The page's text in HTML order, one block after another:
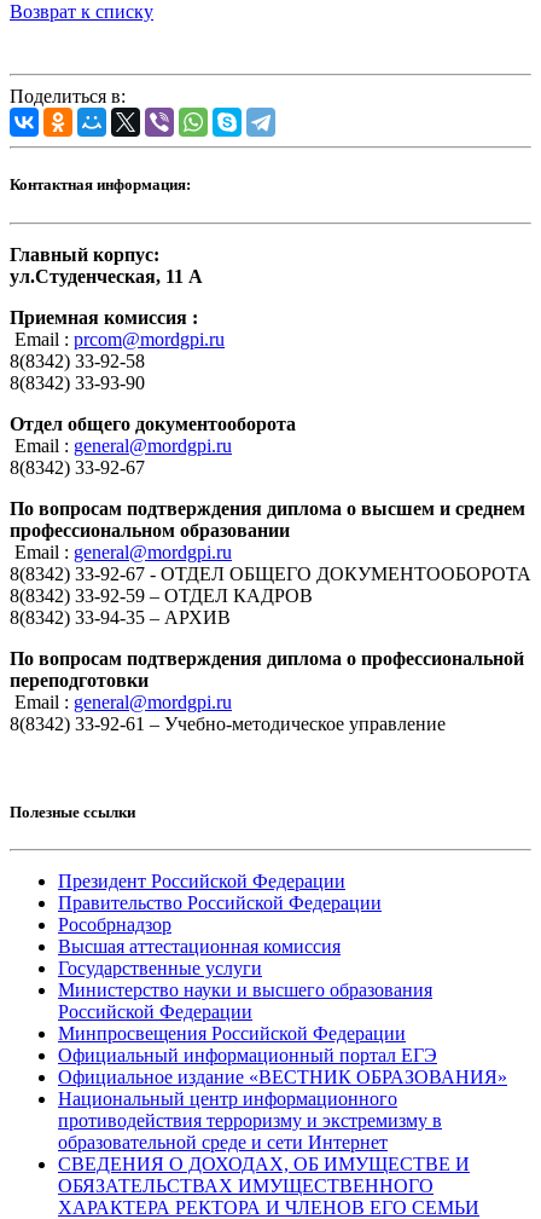
Возврат к списку
Поделиться в:
Контактная информация:
Главный корпус:
ул.Студенческая, 11 А
Приемная комиссия :
Email : prcom@mordgpi.ru
8(8342) 33-92-58
8(8342) 33-93-90
Отдел общего документооборота
Email : general@mordgpi.ru
8(8342) 33-92-67
По вопросам подтверждения диплома о высшем и среднем
профессиональном образовании
Email : general@mordgpi.ru
8(8342) 33-92-67 - ОТДЕЛ ОБЩЕГО ДОКУМЕНТООБОРОТА
8(8342) 33-92-59 – ОТДЕЛ КАДРОВ
8(8342) 33-94-35 – АРХИВ
По вопросам подтверждения диплома о профессиональной
переподготовки
Email : general@mordgpi.ru
8(8342) 33-92-61 – Учебно-методическое управление
Полезные ссылки
Президент Российской Федерации
Правительство Российской Федерации
Рособрнадзор
Высшая аттестационная комиссия
Государственные услуги
Министерство науки и высшего образования
Российской Федерации
Минпросвещения Российской Федерации
Официальный информационный портал ЕГЭ
Официальное издание «ВЕСТНИК ОБРАЗОВАНИЯ»
Национальный центр информационного
противодействия терроризму и экстремизму в
образовательной среде и сети Интернет
СВЕДЕНИЯ О ДОХОДАХ, ОБ ИМУЩЕСТВЕ И
ОБЯЗАТЕЛЬСТВАХ ИМУЩЕСТВЕННОГО
ХАРАКТЕРА РЕКТОРА И ЧЛЕНОВ ЕГО СЕМЬИ